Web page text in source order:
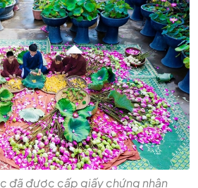
đã được cấp giấy chứng nhận